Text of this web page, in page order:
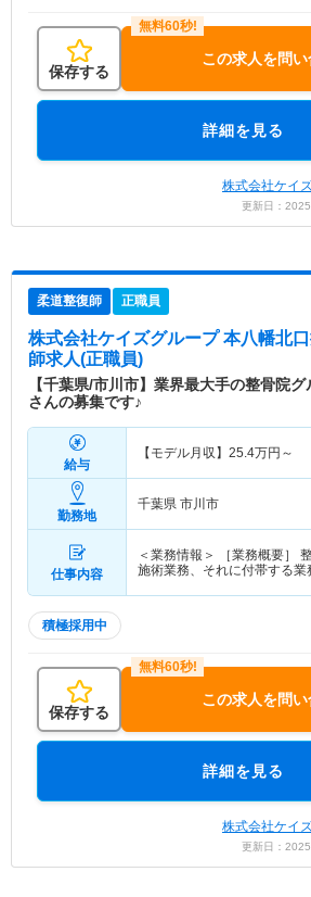
保存する
この求人を問
詳細を見る
株式会社ケイ
更新日：
柔道整復師 正職員
株式会社ケイズグループ 本八幡北
師求人(正職員)
【千葉県/市川市】業界最大手の整骨院
さんの募集です♪
給与
【モデル月収】 25.4万円～
勤務地
千葉県 市川市
仕事内容
＜業務情報＞ ［業務概要］
施術業務、それに付帯する
積極採用中
保存する
この求人を問
詳細を見る
株式会社ケイ
更新日：